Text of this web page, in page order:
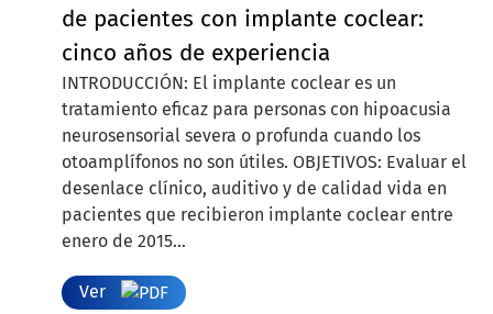
de pacientes con implante coclear:
cinco años de experiencia
INTRODUCCIÓN: El implante coclear es un
tratamiento eficaz para personas con hipoacusia
neurosensorial severa o profunda cuando los
otoamplífonos no son útiles. OBJETIVOS: Evaluar el
desenlace clínico, auditivo y de calidad vida en
pacientes que recibieron implante coclear entre
enero de 2015...
Ver